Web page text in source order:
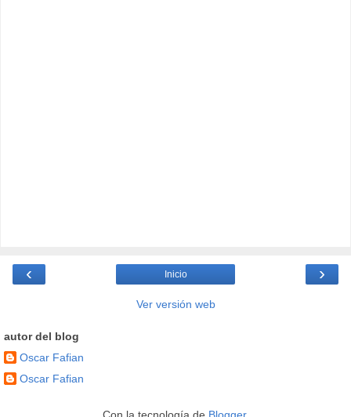
‹ ›
Inicio
Ver versión web
autor del blog
Oscar Fafian
Oscar Fafian
Con la tecnología de Blogger.